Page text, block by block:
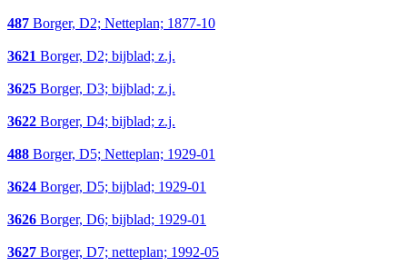
487 Borger, D2; Netteplan; 1877-10
3621 Borger, D2; bijblad; z.j.
3625 Borger, D3; bijblad; z.j.
3622 Borger, D4; bijblad; z.j.
488 Borger, D5; Netteplan; 1929-01
3624 Borger, D5; bijblad; 1929-01
3626 Borger, D6; bijblad; 1929-01
3627 Borger, D7; netteplan; 1992-05